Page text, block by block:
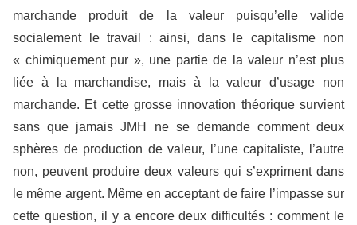
marchande produit de la valeur puisqu’elle valide
socialement le travail : ainsi, dans le capitalisme non
« chimiquement pur », une partie de la valeur n’est plus
liée à la marchandise, mais à la valeur d’usage non
marchande. Et cette grosse innovation théorique survient
sans que jamais JMH ne se demande comment deux
sphères de production de valeur, l’une capitaliste, l’autre
non, peuvent produire deux valeurs qui s’expriment dans
le même argent. Même en acceptant de faire l’impasse sur
cette question, il y a encore deux difficultés : comment le